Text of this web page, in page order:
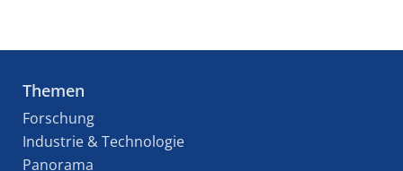
Themen
Forschung
Industrie & Technologie
Panorama